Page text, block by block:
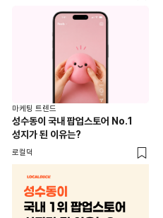
마케팅 트렌드
성수동이 국내 팝업스토어 No.1
성지가 된 이유는?
로컬덕